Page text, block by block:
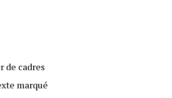
de cadres
marqué